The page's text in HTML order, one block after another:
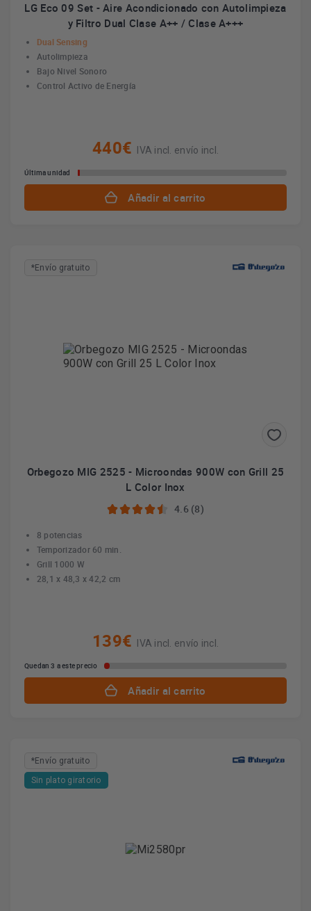
LG Eco 09 Set - Aire Acondicionado con Autolimpieza
y Filtro Dual Clase A++ / Clase A+++
Dual Sensing
Autolimpieza
Bajo Nivel Sonoro
Control Activo de Energía
440€ IVA incl. envío incl.
Última unidad
Añadir al carrito
*Envío gratuito
Orbegozo MIG 2525 - Microondas 900W con Grill 25
L Color Inox
4.6 (8)
8 potencias
Temporizador 60 min.
Grill 1000 W
28,1 x 48,3 x 42,2 cm
139€ IVA incl. envío incl.
Quedan 3 a este precio
Añadir al carrito
*Envío gratuito
Sin plato giratorio